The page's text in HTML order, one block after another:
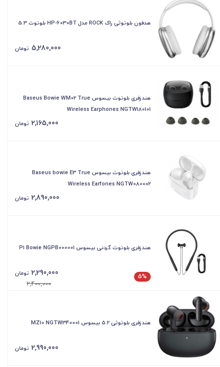
هدفون بلوتوثی راک ROCK مدل HP-6030BT بلوتوث 5.3
5,280,000 تومان
هندزفری بلوتوث بیسوس Baseus Bowie WM02 True
Wireless Earphones NGTW180101
2,165,000 تومان
هندزفری بلوتوث بیسوس Baseus bowie E3 True
Wireless Earfones NGTW080002
2,890,000 تومان
هندزفری بلوتوث گردنی بیسوس P1 Bowie NGPB000001
5%
2,290,000 تومان
2,400,000
هندزفری بلوتوثی 5.2 بیسوس MZ10 NGTW340001
2,990,000 تومان